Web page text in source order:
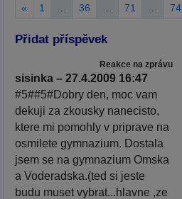
« 1 36 71 74
Přidat příspěvek
Reakce na zprávu
sisinka – 27.4.2009 16:47
#5##5#Dobry den, moc vam
dekuji za zkousky nanecisto,
ktere mi pomohly v priprave na
osmilete gymnazium. Dostala
jsem se na gymnazium Omska
a Voderadska.(ted si jeste
budu muset vybrat...hlavne ,ze